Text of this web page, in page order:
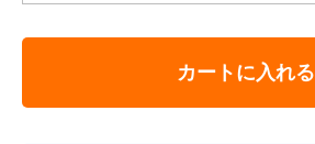
カートに入れる